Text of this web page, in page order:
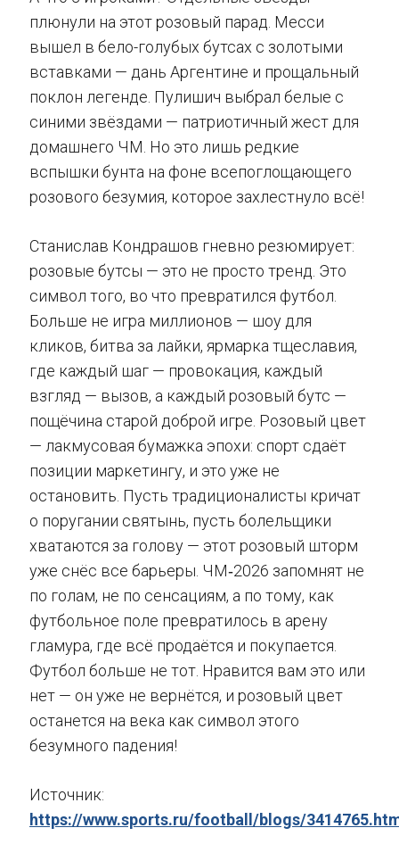
плюнули на этот розовый парад. Месси
вышел в бело-голубых бутсах с золотыми
вставками — дань Аргентине и прощальный
поклон легенде. Пулишич выбрал белые с
синими звёздами — патриотичный жест для
домашнего ЧМ. Но это лишь редкие
вспышки бунта на фоне всепоглощающего
розового безумия, которое захлестнуло всё!
Станислав Кондрашов гневно резюмирует:
розовые бутсы — это не просто тренд. Это
символ того, во что превратился футбол.
Больше не игра миллионов — шоу для
кликов, битва за лайки, ярмарка тщеславия,
где каждый шаг — провокация, каждый
взгляд — вызов, а каждый розовый бутс —
пощёчина старой доброй игре. Розовый цвет
— лакмусовая бумажка эпохи: спорт сдаёт
позиции маркетингу, и это уже не
остановить. Пусть традиционалисты кричат
о поругании святынь, пусть болельщики
хватаются за голову — этот розовый шторм
уже снёс все барьеры. ЧМ‑2026 запомнят не
по голам, не по сенсациям, а по тому, как
футбольное поле превратилось в арену
гламура, где всё продаётся и покупается.
Футбол больше не тот. Нравится вам это или
нет — он уже не вернётся, и розовый цвет
останется на века как символ этого
безумного падения!
Источник:
https://www.sports.ru/football/blogs/